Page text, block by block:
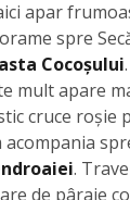
apar
spre
Cocoşului
mult apare
cruce roşie
acompania
.
de pâraie